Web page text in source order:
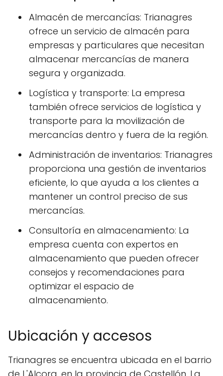
Almacén de mercancías: Trianagres
ofrece un servicio de almacén para
empresas y particulares que necesitan
almacenar mercancías de manera
segura y organizada.
Logística y transporte: La empresa
también ofrece servicios de logística y
transporte para la movilización de
mercancías dentro y fuera de la región.
Administración de inventarios: Trianagres
proporciona una gestión de inventarios
eficiente, lo que ayuda a los clientes a
mantener un control preciso de sus
mercancías.
Consultoría en almacenamiento: La
empresa cuenta con expertos en
almacenamiento que pueden ofrecer
consejos y recomendaciones para
optimizar el espacio de
almacenamiento.
Ubicación y accesos
Trianagres se encuentra ubicada en el barrio